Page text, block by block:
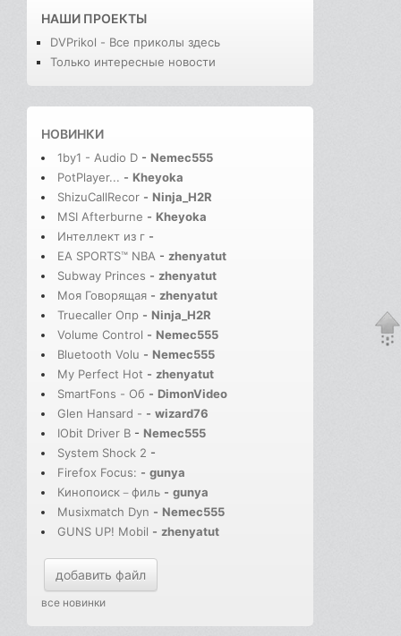
НАШИ ПРОЕКТЫ
DVPrikol - Все приколы здесь
Только интересные новости
НОВИНКИ
1by1 - Audio D - Nemec555
PotPlayer... - Kheyoka
ShizuCallRecor - Ninja_H2R
MSI Afterburne - Kheyoka
Интеллект из г -
EA SPORTS™ NBA - zhenyatut
Subway Princes - zhenyatut
Моя Говорящая - zhenyatut
Truecaller Опр - Ninja_H2R
Volume Control - Nemec555
Bluetooth Volu - Nemec555
My Perfect Hot - zhenyatut
SmartFons - Об - DimonVideo
Glen Hansard - - wizard76
IObit Driver B - Nemec555
System Shock 2 -
Firefox Focus: - gunya
Кинопоиск－филь - gunya
Musixmatch Dyn - Nemec555
GUNS UP! Mobil - zhenyatut
добавить файл
все новинки